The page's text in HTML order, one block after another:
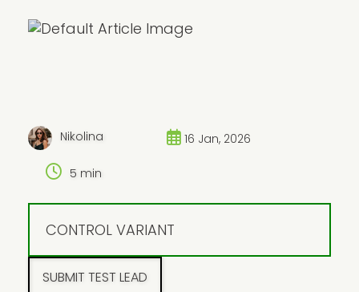
Nikolina 16 Jan, 2026
5 min
CONTROL VARIANT
SUBMIT TEST LEAD